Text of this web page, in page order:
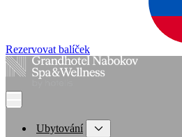
Rezervovat balíček
Ubytování